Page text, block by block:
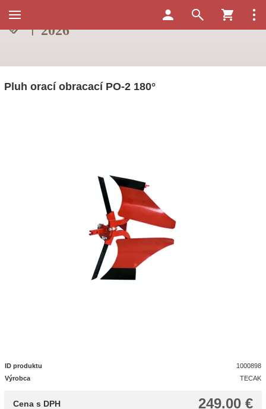
Pluh orací obracací PO-2 180°
ID produktu
1000898
Výrobca
TECAK
249.00 €
Cena s DPH